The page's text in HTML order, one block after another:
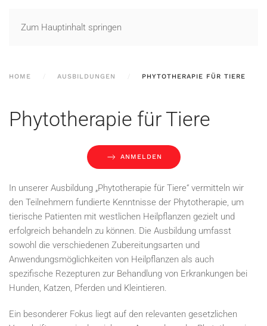
Zum Hauptinhalt springen
HOME AUSBILDUNGEN PHYTOTHERAPIE FÜR TIERE
Phytotherapie für Tiere
ANMELDEN
In unserer Ausbildung „Phytotherapie für Tiere“ vermitteln wir
den Teilnehmern fundierte Kenntnisse der Phytotherapie, um
tierische Patienten mit westlichen Heilpflanzen gezielt und
erfolgreich behandeln zu können. Die Ausbildung umfasst
sowohl die verschiedenen Zubereitungsarten und
Anwendungsmöglichkeiten von Heilpflanzen als auch
spezifische Rezepturen zur Behandlung von Erkrankungen bei
Hunden, Katzen, Pferden und Kleintieren.
Ein besonderer Fokus liegt auf den relevanten gesetzlichen